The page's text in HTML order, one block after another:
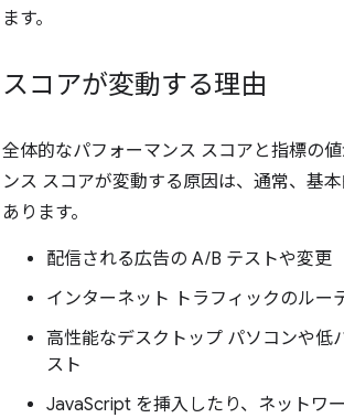
ます。
スコアが変動する理由
全体的なパフォーマンス スコアと指標の
ンス スコアが変動する原因は、通常、基
あります。
配信される広告の A/B テストや変更
インターネット トラフィックのルー
高性能なデスクトップ パソコンや低
スト
JavaScript を挿入したり、ネットワ